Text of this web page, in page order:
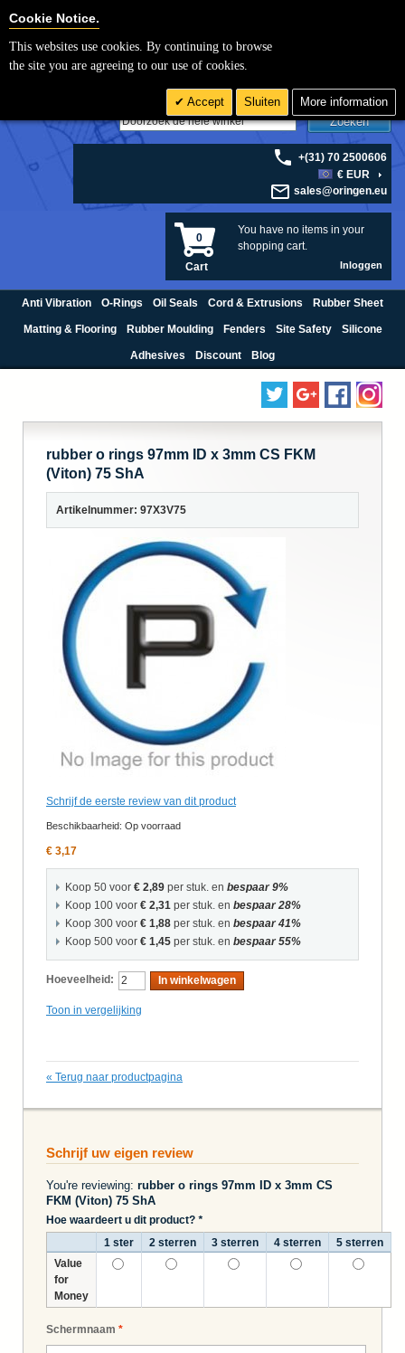
Zoeken
+(31) 70 2500606
€ EUR
sales@oringen.eu
You have no items in your
shopping cart.
0
Cart Inloggen
Anti Vibration O-Rings Oil Seals Cord & Extrusions Rubber Sheet
Matting & Flooring Rubber Moulding Fenders Site Safety Silicone
Adhesives Discount Blog
rubber o rings 97mm ID x 3mm CS FKM
(Viton) 75 ShA
Artikelnummer: 97X3V75
Schrijf de eerste review van dit product
Beschikbaarheid: Op voorraad
€ 3,17
Koop 50 voor € 2,89 per stuk. en bespaar9%
Koop 100 voor € 2,31 per stuk. en bespaar28%
Koop 300 voor € 1,88 per stuk. en bespaar41%
Koop 500 voor € 1,45 per stuk. en bespaar55%
Hoeveelheid: In winkelwagen
Toon in vergelijking
« Terug naar productpagina
Schrijf uw eigen review
You're reviewing: rubber o rings 97mm ID x 3mm CS
FKM (Viton) 75 ShA
Hoe waardeert u dit product? *
1 ster
2 sterren 3 sterren 4 sterren
5 sterren
Value
for
Money
*
Schermnaam
Cookie Notice.
This websites use cookies. By continuing to browse
the site you are agreeing to our use of cookies.
Accept Sluiten More information
Cookie Settings